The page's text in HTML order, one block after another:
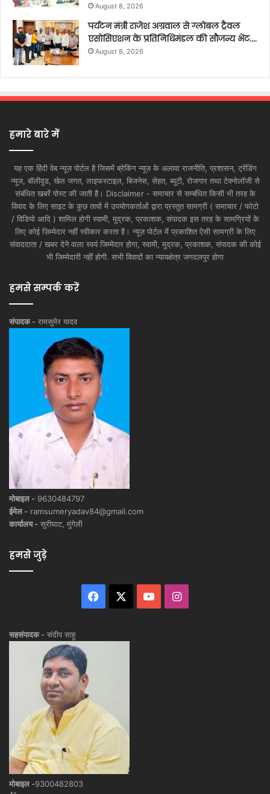
August 8, 2026
पर्यटन मंत्री राजेश अग्रवाल से ग्लोबल ट्रैवल
एसोसिएशन के प्रतिनिधिमंडल की सौजन्य भेंट….
August 8, 2026
हमारे बारे में
यह एक हिंदी वेब न्यूज़ पोर्टल है जिसमें ब्रेकिंग न्यूज़ के अलावा राजनीति, प्रशासन, ट्रेंडिंग
न्यूज, बॉलीवुड, खेल जगत, लाइफस्टाइल, बिजनेस, सेहत, ब्यूटी, रोजगार तथा टेक्नोलॉजी से
संबंधित खबरें पोस्ट की जाती है। Disclaimer - समाचार से सम्बंधित किसी भी तरह के
विवाद के लिए साइट के कुछ तत्वों में उपयोगकर्ताओं द्वारा प्रस्तुत सामग्री ( समाचार / फोटो
/ विडियो आदि ) शामिल होगी स्वामी, मुद्रक, प्रकाशक, संपादक इस तरह के सामग्रियों के
लिए कोई ज़िम्मेदार नहीं स्वीकार करता है। न्यूज़ पोर्टल में प्रकाशित ऐसी सामग्री के लिए
संवाददाता / खबर देने वाला स्वयं जिम्मेदार होगा, स्वामी, मुद्रक, प्रकाशक, संपादक की कोई
भी जिम्मेदारी नहीं होगी. सभी विवादों का न्यायक्षेत्र जगदलपुर होगा
हमसे सम्पर्क करें
संपादक - रामसुमेर यादव
मोबाइल - 9630484797
ईमेल - ramsumeryadav84@gmail.com
कार्यालय - सुरीघाट, मुंगेली
हमसे जुड़े
Facebook YouTubeInstagram
सहसंपादक - संदीप साहू
मोबाइल -9300482803